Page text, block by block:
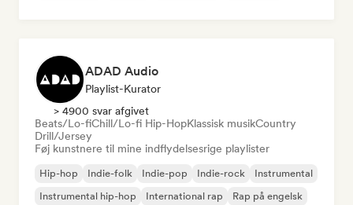
ADAD Audio
Playlist-Kurator
> 4900 svar afgivet
Beats/Lo-fiChill/Lo-fi Hip-HopKlassisk musikCountry
Drill/Jersey
Føj kunstnere til mine indflydelsesrige playlister
Hip-hop Indie-folk Indie-pop Indie-rock
Instrumental
Instrumental hip-hop
International rap Rap på engelsk